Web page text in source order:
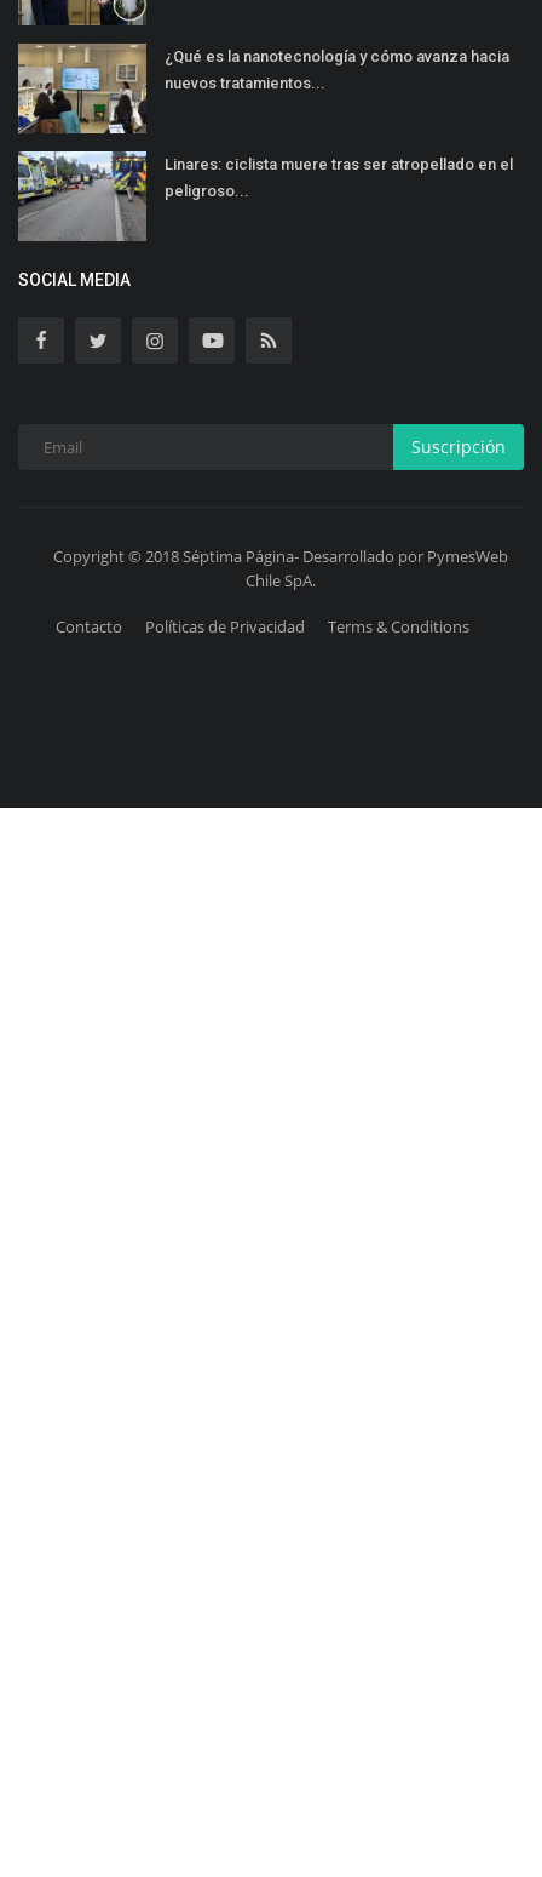
¿Qué es la nanotecnología y cómo avanza hacia
nuevos tratamientos...
Linares: ciclista muere tras ser atropellado en el
peligroso...
SOCIAL MEDIA
Suscripción
Copyright © 2018 Séptima Página- Desarrollado por PymesWeb
Chile SpA.
Contacto Políticas de Privacidad Terms & Conditions